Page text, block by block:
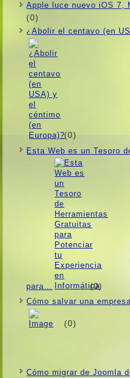
Apple luce nuevo iOS 7,
(0)
¿Abolir el centavo (en
(0)
Esta Web es un Tesoro
para… (0)
Cómo salvar una
(0)
Cómo migrar de Joomla